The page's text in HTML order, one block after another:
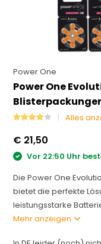
Power One
Power One
Alles
€ 21,50
Vor 22:50 Uhr
Die Power One
bietet die perfekte
leistungsstarke
Mehr anzeigen